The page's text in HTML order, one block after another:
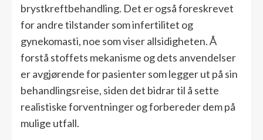
brystkreftbehandling. Det er også foreskrevet
for andre tilstander som infertilitet og
gynekomasti, noe som viser allsidigheten. Å
forstå stoffets mekanisme og dets anvendelser
er avgjørende for pasienter som legger ut på sin
behandlingsreise, siden det bidrar til å sette
realistiske forventninger og forbereder dem på
mulige utfall.